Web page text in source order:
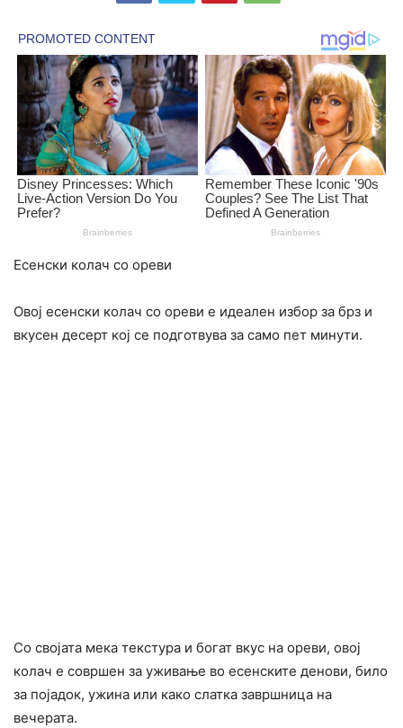
Есенски колач со ореви
Овој есенски колач со ореви е идеален избор за брз и
вкусен десерт кој се подготвува за само пет минути.
Со својата мека текстура и богат вкус на ореви, овој
колач е совршен за уживање во есенските денови, било
за појадок, ужина или како слатка завршница на
вечерата.